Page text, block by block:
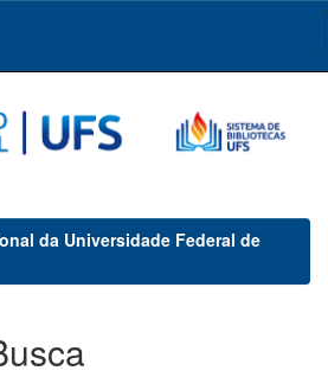
da Universidade Federal de